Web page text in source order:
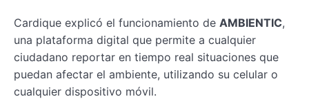
Cardique explicó el funcionamiento de AMBIENTIC,
una plataforma digital que permite a cualquier
ciudadano reportar en tiempo real situaciones que
puedan afectar el ambiente, utilizando su celular o
cualquier dispositivo móvil.